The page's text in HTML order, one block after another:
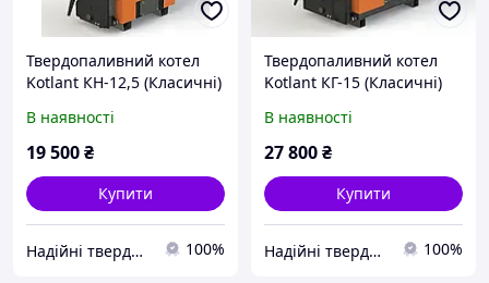
Твердопаливний котел
Kotlant КН-12,5 (Класичні)
В наявності
19 500₴
Купити
Надійні твердопаливні котли від teplo-street.com.ua 100%
Твердопаливний котел
Kotlant КГ-15 (Класичні)
В наявності
27 800₴
Купити
Надійні твердопаливні котли від teplo-street.com.ua 100%